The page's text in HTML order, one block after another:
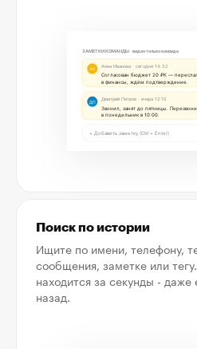
Поиск по истории
Ищите по имени, телефону,
сообщения, заметке или
находится за секунды -
назад.